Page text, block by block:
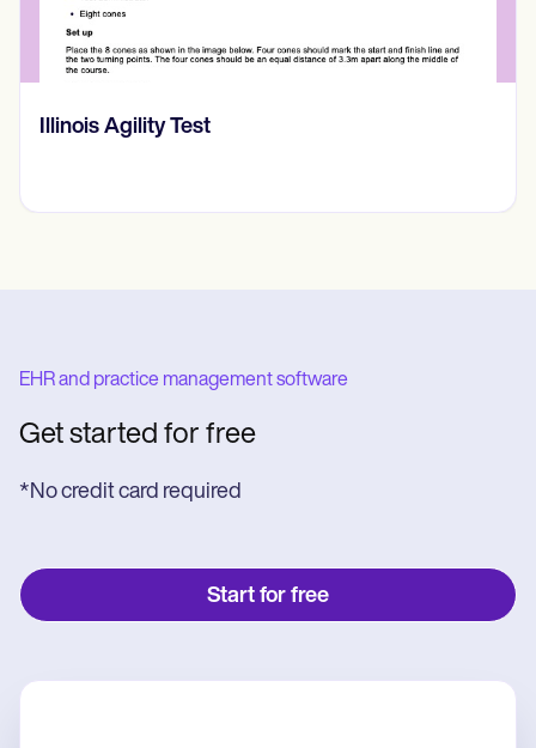
Illinois Agility Test
EHR and practice management software
Get started for free
*No credit card required
Start for free